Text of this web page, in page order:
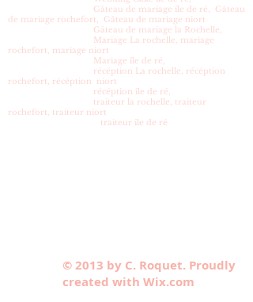
effet lors de la commande.
Gâteau de mariage île de ré, Gâteau
de mariage rochefort, Gâteau de mariage niort
Gâteau de mariage la Rochelle,
Mariage La rochelle, mariage
rochefort, mariage niort
Mariage île de ré,
récéption La rochelle, récéption
rochefort, récéption niort
récéption île de ré,
traiteur la rochelle, traiteur
rochefort, traiteur niort
traiteur île de ré
© 2013 by C. Roquet. Proudly
created with Wix.com